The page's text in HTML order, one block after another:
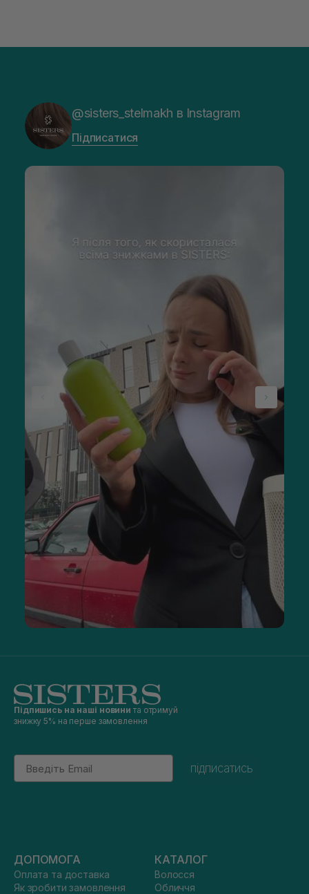
@sisters_stelmakh в Instagram
Підписатися
Підпишись на наші новини та отримуй
знижку 5% на перше замовлення
Email
підписатись
ДОПОМОГА
Оплата та доставка
Як зробити замовлення
КАТАЛОГ
Волосся
Обличчя